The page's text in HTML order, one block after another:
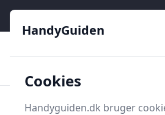
HandyGuiden
Cookies
Handyguiden.dk bruger